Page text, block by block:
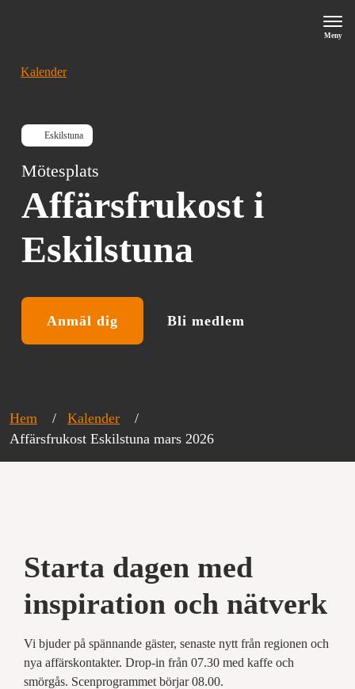
Meny
Kalender
Eskilstuna
Mötesplats
Affärsfrukost i
Eskilstuna
Anmäl dig Bli medlem
Hem
Kalender
Affärsfrukost Eskilstuna mars 2026
Starta dagen med
inspiration och nätverk
Vi bjuder på spännande gäster, senaste nytt från regionen och
nya affärskontakter. Drop-in från 07.30 med kaffe och
smörgås. Scenprogrammet börjar 08.00.